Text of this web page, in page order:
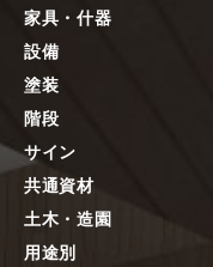
家具・什器
設備
塗装
階段
サイン
共通資材
土木・造園
用途別